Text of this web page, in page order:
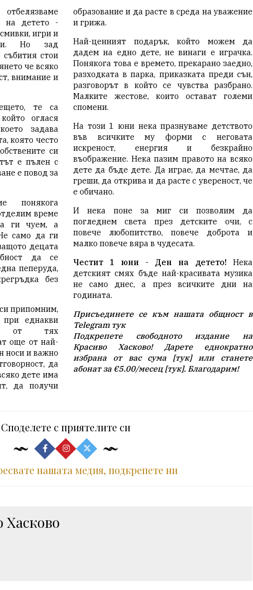
на детето -
игри и
Но зад
събития стои
че всяко
внимание и
те са
оглася
задава
която често
си
е пълен с
е повод за
понякога
време
ги чуем, а
само да ги
децата
да се
пеперуда,
без
припомним,
еднакви
от тях
още от най-
носи и важно
да
дете има
да получи
образование и да расте в среда на уважение
и грижа.
Най-ценният подарък, който можем да
дадем на едно дете, не винаги е играчка.
Понякога това е времето, прекарано заедно,
разходката в парка, приказката преди сън,
разговорът в който се чувства разбрано.
Малките жестове, които остават големи
спомени.
На този 1 юни нека празнуваме детството
във всичките му форми с неговата
искреност, енергия и безкрайно
въображение. Нека пазим правото на всяко
дете да бъде дете. Да играе, да мечтае, да
греши, да открива и да расте с увереност, че
е обичано.
И нека поне за миг си позволим да
погледнем света през детските очи, с
повече любопитство, повече доброта и
малко повече вяра в чудесата.
Честит 1 юни - Ден на детето! Нека
детският смях бъде най-красивата музика
не само днес, а през всичките дни на
годината.
Присъединете се към нашата общност в
Telegram тук
Подкрепете свободното издание на
Красиво Хасково! Дарете еднократно
избрана от вас сума [тук] или станете
абонат за €5.00/месец [тук]. Благодарим!
Споделете с приятелите си
нашата медия, подкрепете ни
Хасково